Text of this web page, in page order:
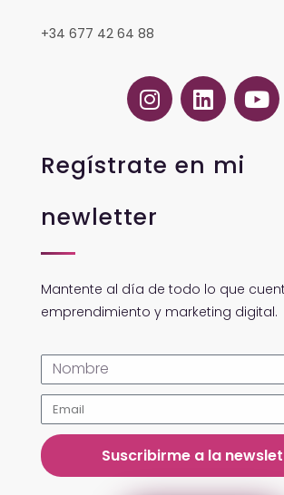
+34 677 42 64 88
Regístrate en mi
newletter
Mantente al día de todo lo que
emprendimiento y marketing digital.
Suscribirme a la